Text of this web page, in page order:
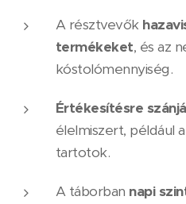
A résztvevők
termékeket, és az
kóstolómennyiség.
Értékesítésre
élelmiszert, például
tartotok.
A táborban napi